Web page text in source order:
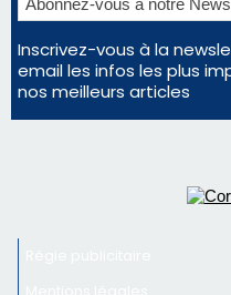
Inscrivez-vous à la
email les infos les plus
nos meilleurs articles